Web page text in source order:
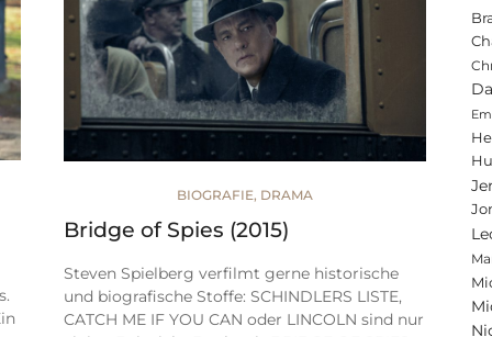
BIOGRAFIE, DRAMA
Bridge of Spies (2015)
Steven Spielberg verfilmt gerne historische
und biografische Stoffe: SCHINDLERS LISTE,
CATCH ME IF YOU CAN oder LINCOLN sind nur